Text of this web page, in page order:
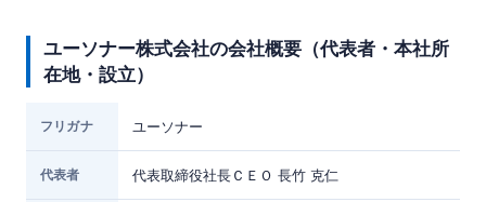
ユーソナー株式会社の会社概要（代表者・本社所
在地・設立）
フリガナ ユーソナー
代表者 代表取締役社長ＣＥＯ 長竹 克仁